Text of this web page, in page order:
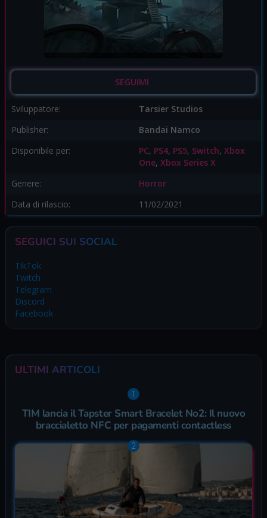
SEGUIMI
Sviluppatore:
Tarsier Studios
Publisher:
Bandai Namco
Disponibile per:
PC, PS4, PS5, Switch, Xbox
One, Xbox Series X
Genere:
Horror
Data di rilascio:
11/02/2021
SEGUICI SUI SOCIAL
TikTok
Twitch
Telegram
Discord
Facebook
ULTIMI ARTICOLI
TIM lancia il Tapster Smart Bracelet No2: Il nuovo
braccialetto NFC per pagamenti contactless